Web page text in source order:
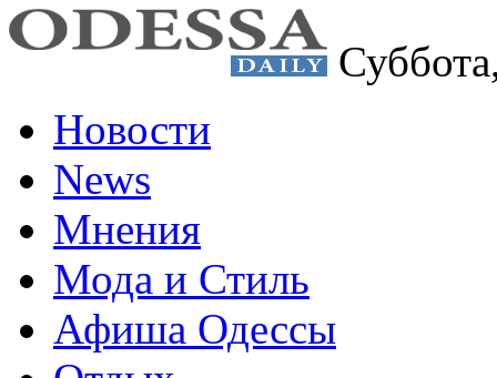
Новости
News
Мнения
Мода и Стиль
Афиша Одессы